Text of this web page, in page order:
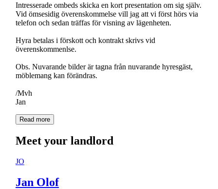
Intresserade ombeds skicka en kort presentation om sig själv.
Vid ömsesidig överenskommelse vill jag att vi först hörs via
telefon och sedan träffas för visning av lägenheten.
Hyra betalas i förskott och kontrakt skrivs vid
överenskommenlse.
Obs. Nuvarande bilder är tagna från nuvarande hyresgäst,
möblemang kan förändras.
/Mvh
Jan
Read more
Meet your landlord
JO
Jan Olof